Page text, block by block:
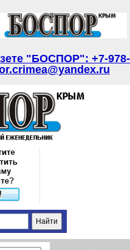
"БОСПОР": +7-978-